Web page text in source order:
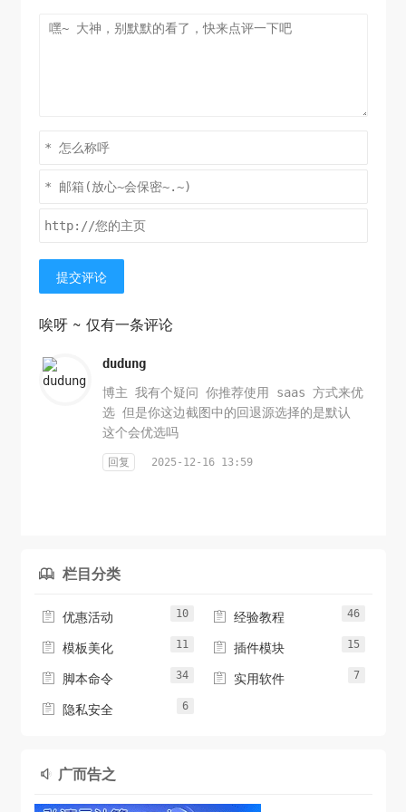
提交评论
唉呀 ~ 仅有一条评论
dudung
博主 我有个疑问 你推荐使用 saas 方式来优
选 但是你这边截图中的回退源选择的是默认
这个会优选吗
回复 2025-12-16 13:59
 栏目分类
 优惠活动 10  经验教程 46
 模板美化 11  插件模块 15
 脚本命令 34  实用软件 7
 隐私安全 6
 广而告之